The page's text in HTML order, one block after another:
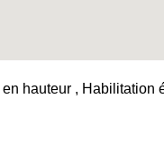
hauteur , Habilitation